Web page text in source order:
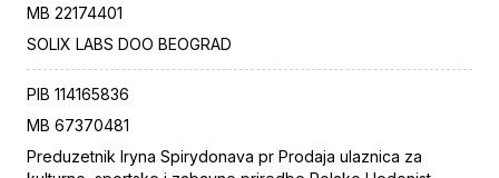
MB 22174401
SOLIX LABS DOO BEOGRAD
PIB 114165836
MB 67370481
Preduzetnik Iryna Spirydonava pr Prodaja ulaznica za